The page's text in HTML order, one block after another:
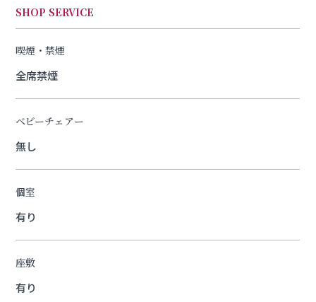
SHOP SERVICE
喫煙・禁煙
全席禁煙
ベビーチェアー
無し
個室
有り
座敷
有り